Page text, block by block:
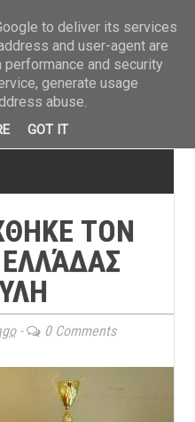
ΤΟΝ
- 0 Comments
to deliver its services
and user-agent are
and security
generate usage
abuse.
GOT IT